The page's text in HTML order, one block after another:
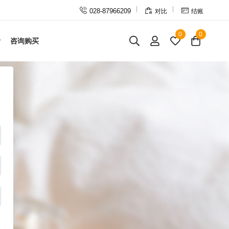
 028-87966209  对比  结账
咨询购买
0 0